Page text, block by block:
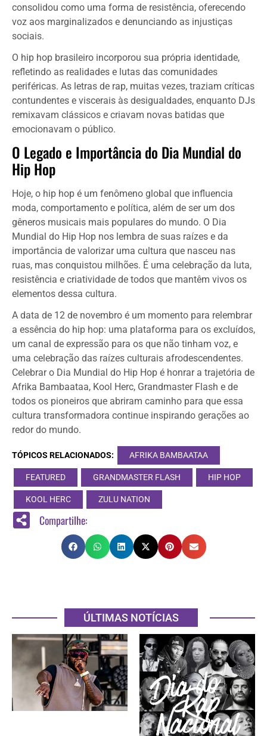
consolidou como uma forma de resistência, oferecendo
voz aos marginalizados e denunciando as injustiças
sociais.
O hip hop brasileiro incorporou sua própria identidade,
refletindo as realidades e lutas das comunidades
periféricas. As letras de rap, muitas vezes, traziam críticas
contundentes e viscerais às desigualdades, enquanto DJs
remixavam clássicos e criavam novas batidas que
emocionavam o público.
O Legado e Importância do Dia Mundial do
Hip Hop
Hoje, o hip hop é um fenômeno global que influencia
moda, comportamento e política, além de ser um dos
gêneros musicais mais populares do mundo. O Dia
Mundial do Hip Hop nos lembra de suas raízes e da
importância de valorizar uma cultura que nasceu nas
ruas, mas conquistou milhões. É uma celebração da luta,
resistência e criatividade de todos que mantêm vivos os
elementos dessa cultura.
A data de 12 de novembro é um momento para relembrar
a essência do hip hop: uma plataforma para os excluídos,
um canal de expressão para os que não tinham voz, e
uma celebração das raízes culturais afrodescendentes.
Celebrar o Dia Mundial do Hip Hop é honrar a trajetória de
Afrika Bambaataa, Kool Herc, Grandmaster Flash e de
todos os pioneiros que abriram caminho para que essa
cultura transformadora continue inspirando gerações ao
redor do mundo.
TÓPICOS RELACIONADOS: AFRIKA BAMBAATAA
FEATURED GRANDMASTER FLASH HIP HOP
KOOL HERC ZULU NATION
Compartilhe:
ÚLTIMAS NOTÍCIAS